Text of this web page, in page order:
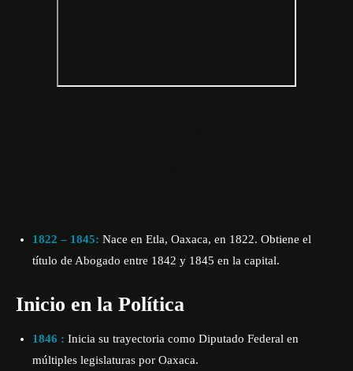
1822 – 1845: Nace en Etla, Oaxaca, en 1822. Obtiene el
título de Abogado entre 1842 y 1845 en la capital.
Inicio en la Política
1846 : Inicia su trayectoria como Diputado Federal en
múltiples legislaturas por Oaxaca.